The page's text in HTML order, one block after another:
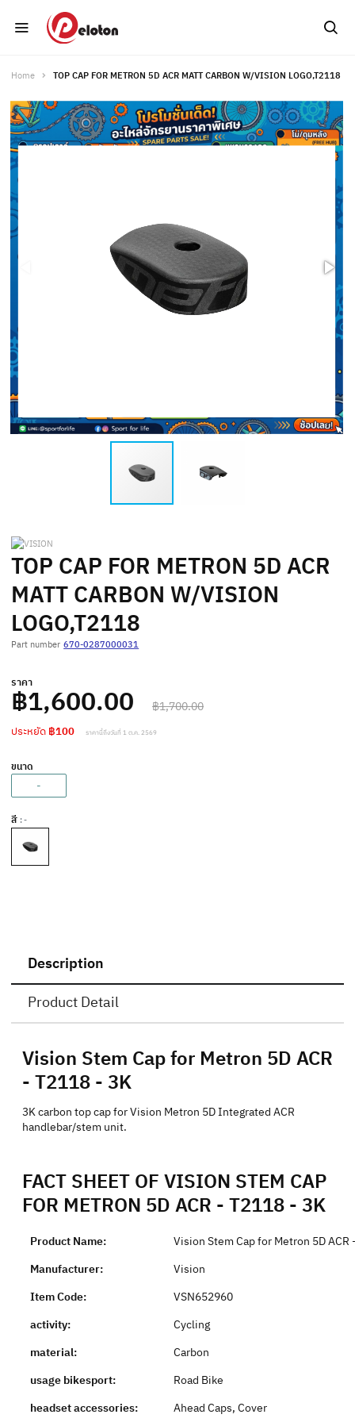
Home TOP CAP FOR METRON 5D ACR MATT CARBON W/VISION LOGO,T2118
TOP CAP FOR METRON 5D ACR
MATT CARBON W/VISION
LOGO,T2118
Part number 670-0287000031
ราคา
฿1,600.00 ฿1,700.00
ประหยัด ฿100 ราคานี้ถึงวันที่ 1 ต.ค. 2569
ขนาด
-
สี : -
Description
Product Detail
Vision Stem Cap for Metron 5D ACR
- T2118 - 3K
3K carbon top cap for Vision Metron 5D Integrated ACR
handlebar/stem unit.
FACT SHEET OF VISION STEM CAP
FOR METRON 5D ACR - T2118 - 3K
Product Name:
Vision Stem Cap for Metron 5D ACR
Manufacturer:
Vision
Item Code:
VSN652960
activity:
Cycling
material:
Carbon
usage bikesport:
Road Bike
headset accessories:
Ahead Caps, Cover